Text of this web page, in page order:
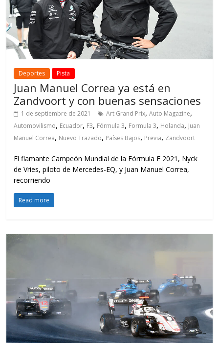
Deportes Pista
Juan Manuel Correa ya está en
Zandvoort y con buenas sensaciones
1 de septiembre de 2021 Art Grand Prix,Auto Magazine,
Automovilismo, Ecuador, F3, Fórmula 3, Formula 3, Holanda, Juan
Manuel Correa, Nuevo Trazado, Países Bajos, Previa, Zandvoort
El flamante Campeón Mundial de la Fórmula E 2021, Nyck
de Vries, piloto de Mercedes-EQ, y Juan Manuel Correa,
recorriendo
Read more